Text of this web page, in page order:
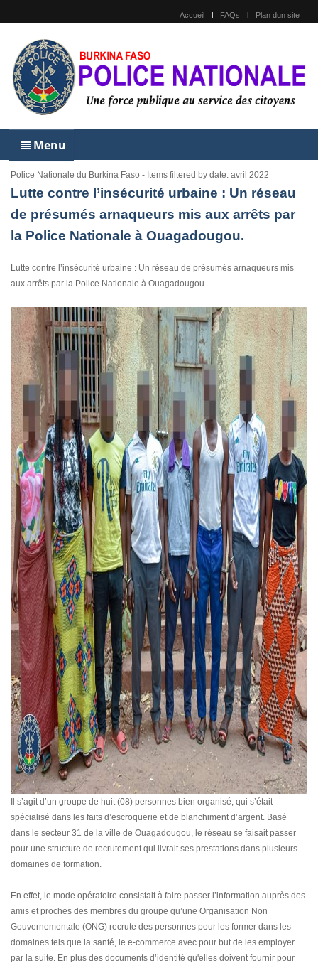
Accueil FAQs Plan dun site
Menu
Police Nationale du Burkina Faso - Items filtered by date: avril 2022
Lutte contre l’insécurité urbaine : Un réseau
de présumés arnaqueurs mis aux arrêts par
la Police Nationale à Ouagadougou.
Lutte contre l’insécurité urbaine : Un réseau de présumés arnaqueurs mis
aux arrêts par la Police Nationale à Ouagadougou.
Il s’agit d’un groupe de huit (08) personnes bien organisé, qui s’était
spécialisé dans les faits d’escroquerie et de blanchiment d’argent. Basé
dans le secteur 31 de la ville de Ouagadougou, le réseau se faisait passer
pour une structure de recrutement qui livrait ses prestations dans plusieurs
domaines de formation.
En effet, le mode opératoire consistait à faire passer l’information auprès des
amis et proches des membres du groupe qu’une Organisation Non
Gouvernementale (ONG) recrute des personnes pour les former dans les
domaines tels que la santé, le e-commerce avec pour but de les employer
par la suite. En plus des documents d’identité qu'elles doivent fournir pour